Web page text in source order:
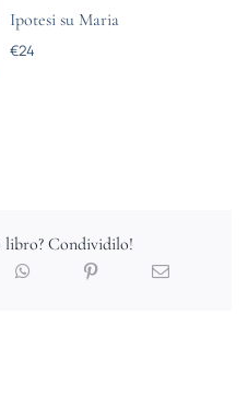
Ipotesi su Maria
€24
libro? Condividilo!